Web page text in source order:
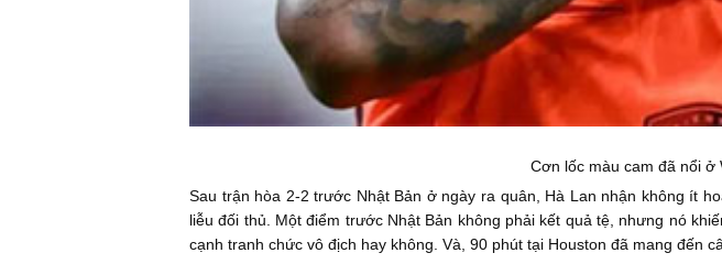
Cơn lốc màu cam đã nổi ở
Sau trận hòa 2-2 trước Nhật Bản ở ngày ra quân, Hà Lan nhận không ít
liễu đối thủ. Một điểm trước Nhật Bản không phải kết quả tệ, nhưng nó
cạnh tranh chức vô địch hay không. Và, 90 phút tại Houston đã mang đến